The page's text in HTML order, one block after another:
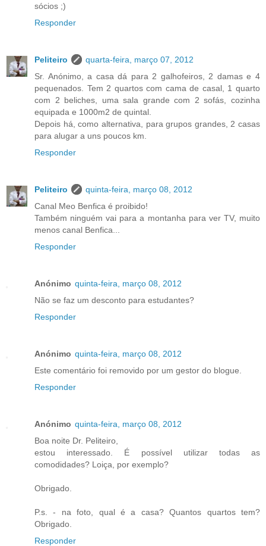
sócios ;)
Responder
Peliteiro
quarta-feira, março 07, 2012
Sr. Anónimo, a casa dá para 2 galhofeiros, 2 damas e 4
pequenados. Tem 2 quartos com cama de casal, 1 quarto
com 2 beliches, uma sala grande com 2 sofás, cozinha
equipada e 1000m2 de quintal.
Depois há, como alternativa, para grupos grandes, 2 casas
para alugar a uns poucos km.
Responder
Peliteiro
quinta-feira, março 08, 2012
Canal Meo Benfica é proibido!
Também ninguém vai para a montanha para ver TV, muito
menos canal Benfica...
Responder
Anónimo quinta-feira, março 08, 2012
Não se faz um desconto para estudantes?
Responder
Anónimo quinta-feira, março 08, 2012
Este comentário foi removido por um gestor do blogue.
Responder
Anónimo quinta-feira, março 08, 2012
Boa noite Dr. Peliteiro,
estou interessado. É possível utilizar todas as
comodidades? Loiça, por exemplo?
Obrigado.
P.s. - na foto, qual é a casa? Quantos quartos tem?
Obrigado.
Responder